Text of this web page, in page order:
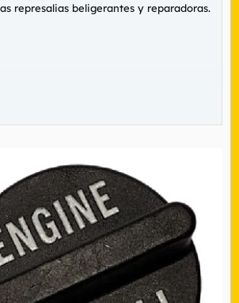
represalias beligerantes y reparadoras.
problema incluso el café de un euro.
declara ni el tato.